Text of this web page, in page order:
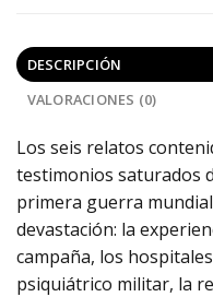
DESCRIPCIÓN
VALORACIONES (0)
Los seis relatos
testimonios saturados
primera guerra
devastación: la
campaña, los
psiquiátrico militar, la